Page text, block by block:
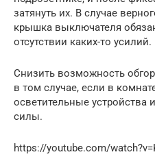
затянуть их. В случае
крышка выключателя
отсутствии каких-то усилий.
Снизить возможность
в том случае, если в
осветительные
силы.
https://youtube.com/